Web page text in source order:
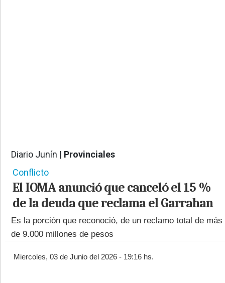
Diario Junín | Provinciales
Conflicto
El IOMA anunció que canceló el 15 %
de la deuda que reclama el Garrahan
Es la porción que reconoció, de un reclamo total de más
de 9.000 millones de pesos
Miercoles, 03 de Junio del 2026 - 19:16 hs.